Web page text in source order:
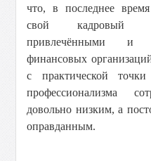
что, в последнее
свой кадровый
привлечёнными и
финансовых
с практической
профессионализма
довольно низким, а
оправданным.